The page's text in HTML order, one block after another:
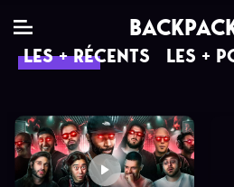
TV
Clips
MAG
Dossiers
LES + RÉCENTS LES +